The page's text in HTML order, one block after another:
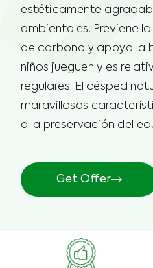
Césped de
Césped de
Césped de
Césped de
Hierba
Campos de
Pistas de
Campo de
Campo de
Áreas de
estéticamente
ambientales. Previene
de carbono y apoya la
niños jueguen y es
regulares. El césped
maravillosas
a la preservación del
Get Offer